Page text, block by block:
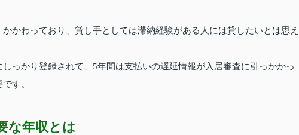
かわっており、貸し手としては滞納経験がある人には貸したいとは思え
っかり登録されて、5年間は支払いの遅延情報が入居審査に引っかかっ
す。
な年収とは